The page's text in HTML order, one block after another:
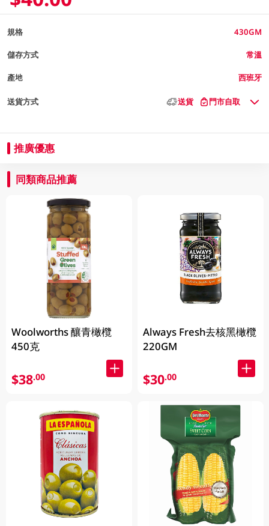
規格 430GM
儲存方式 常溫
產地 西班牙
送貨方式 送貨 門市自取
推廣優惠
同類商品推薦
Woolworths 釀青橄欖
450克
$38.00
Always Fresh去核黑橄欖
220GM
$30.00